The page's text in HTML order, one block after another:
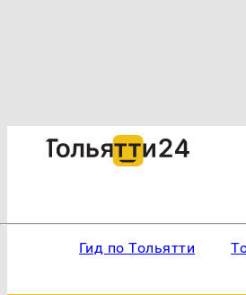
Гид по Тольятти